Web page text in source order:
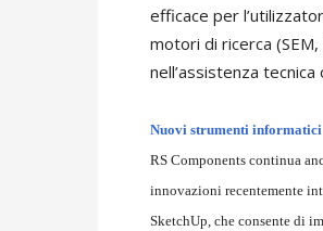
efficace per
motori di ricerca
nell’assistenza tecnica
Nuovi strumenti informatici
RS Components continua
innovazioni recentemente
SketchUp, che consente di